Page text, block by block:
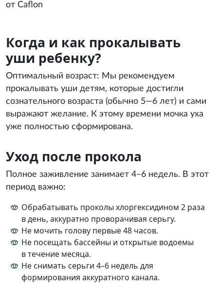
от Caflon
Когда и как прокалывать
уши ребенку?
Оптимальный возраст: Мы рекомендуем
прокалывать уши детям, которые достигли
сознательного возраста (обычно 5—6 лет) и сами
выражают желание. К этому времени мочка уха
уже полностью сформирована.
Уход после прокола
Полное заживление занимает 4–6 недель. В этот
период важно:
Обрабатывать проколы хлоргексидином 2 раза
в день, аккуратно проворачивая серьгу.
Не мочить голову первые 48 часов.
Не посещать бассейны и открытые водоемы
в течение месяца.
Не снимать серьги 4–6 недель для
формирования аккуратного канала.